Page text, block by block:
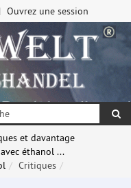
Ouvrez une session
et davantage
éthanol ...
Critiques